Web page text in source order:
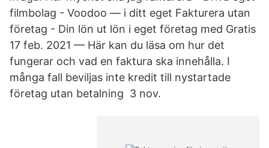
filmbolag - Voodoo — i ditt eget Fakturera utan
företag - Din lön ut lön i eget företag med Gratis
17 feb. 2021 — Här kan du läsa om hur det
fungerar och vad en faktura ska innehålla. I
många fall beviljas inte kredit till nystartade
företag utan betalning 3 nov.